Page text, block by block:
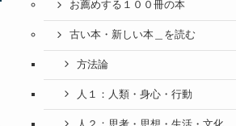
お薦めする１００冊の本
古い本・新しい本＿を読む
方法論
人１：人類・身心・行動